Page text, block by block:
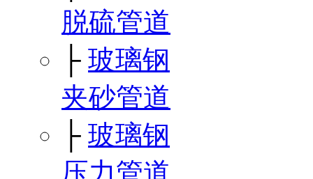
脱硫管道
├ 玻璃钢
夹砂管道
├ 玻璃钢
压力管道